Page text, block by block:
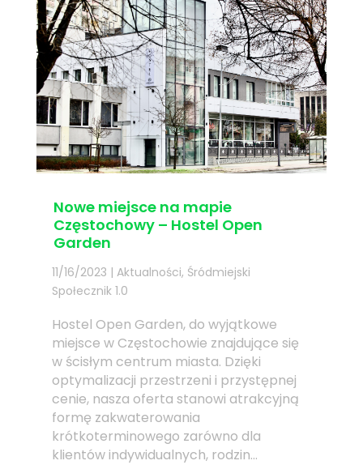
Nowe miejsce na mapie
Częstochowy – Hostel Open
Garden
11/16/2023 | Aktualności, Śródmiejski
Społecznik 1.0
Hostel Open Garden, do wyjątkowe
miejsce w Częstochowie znajdujące się
w ścisłym centrum miasta. Dzięki
optymalizacji przestrzeni i przystępnej
cenie, nasza oferta stanowi atrakcyjną
formę zakwaterowania
krótkoterminowego zarówno dla
klientów indywidualnych, rodzin...